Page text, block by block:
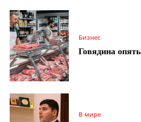
Бизнес
Говядина
В мире